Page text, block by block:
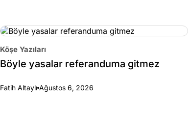
Köşe Yazıları
Böyle yasalar referanduma gitmez
Fatih Altaylı Ağustos 6, 2026